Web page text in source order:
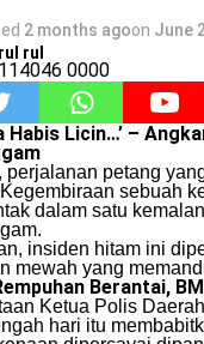
2 months agoon June
rul
Habis Licin…’ –
perjalanan petang
sebuah
dalam satu
insiden hitam ini
mewah yang
Berantai,
Ketua Polis
hari itu